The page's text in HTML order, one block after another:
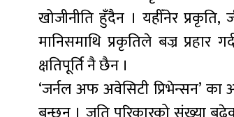
खोजीनीति हुँदैन । यहीँनेर
मानिसमाथि प्रकृतिले बज्र
क्षतिपूर्ति नै छैन ।
‘जर्नल अफ अवेसिटी प्रिभेन्सन’